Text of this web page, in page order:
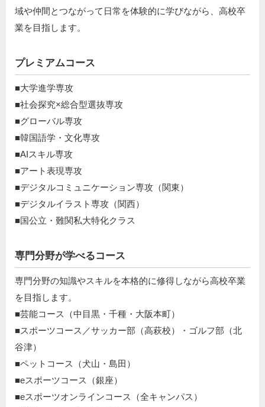
域や仲間とつながって日常を体験的に学びながら、高校卒
業を目指します。
プレミアムコース
■大学進学専攻
■社会探究×総合型選抜専攻
■グローバル専攻
■韓国語学・文化専攻
■AIスキル専攻
■アート表現専攻
■デジタルコミュニケーション専攻（関東）
■デジタルイラスト専攻（関西）
■国公立・難関私大特化クラス
専門分野が学べるコース
専門分野の知識やスキルを本格的に修得しながら高校卒業
を目指します。
■芸能コース（中目黒・千種・大阪本町）
■スポーツコース／サッカー部（高萩校）・ゴルフ部（北
谷津）
■ペットコース（犬山・島田）
■eスポーツコース（銀座）
■eスポーツオンラインコース（全キャンパス）